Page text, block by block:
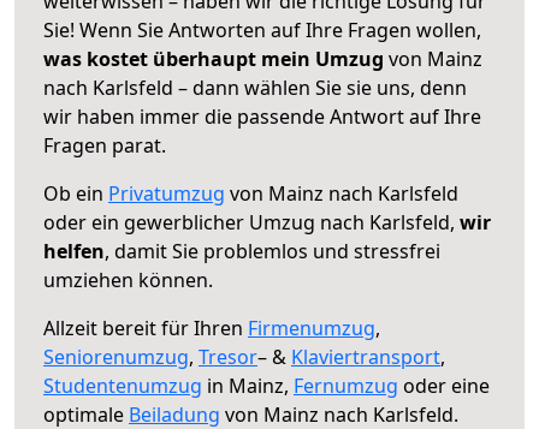
Sie! Wenn Sie Antworten auf Ihre Fragen wollen,
was kostet überhaupt mein Umzug von Mainz
nach Karlsfeld – dann wählen Sie sie uns, denn
wir haben immer die passende Antwort auf Ihre
Fragen parat.
Ob ein Privatumzug von Mainz nach Karlsfeld
oder ein gewerblicher Umzug nach Karlsfeld, wir
helfen, damit Sie problemlos und stressfrei
umziehen können.
Allzeit bereit für Ihren Firmenumzug,
Seniorenumzug, Tresor– & Klaviertransport,
Studentenumzug in Mainz, Fernumzug oder eine
optimale Beiladung von Mainz nach Karlsfeld.